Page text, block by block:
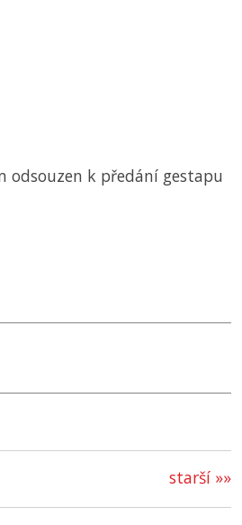
odsouzen k předání gestapu
starší »»